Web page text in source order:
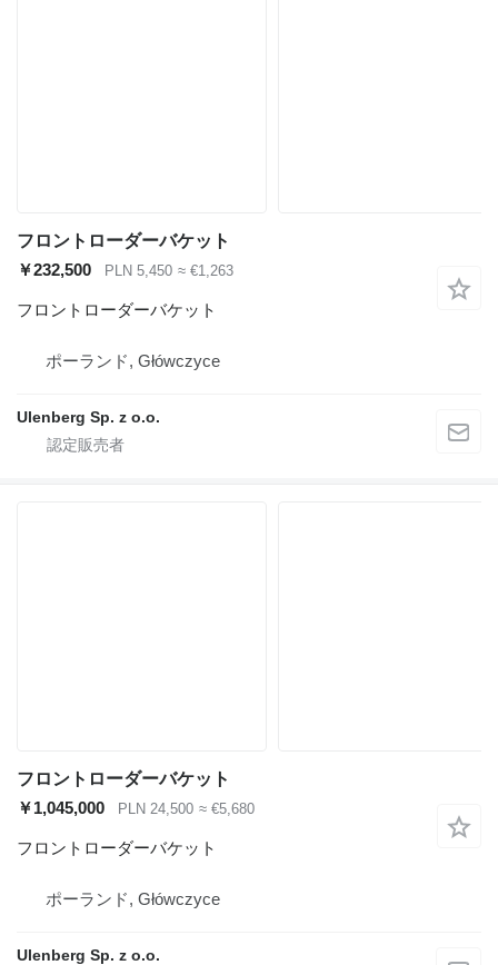
フロントローダーバケット
￥232,500
PLN 5,450 ≈ €1,263
フロントローダーバケット
ポーランド, Główczyce
Ulenberg Sp. z o.o.
フロントローダーバケット
￥1,045,000
PLN 24,500 ≈ €5,680
フロントローダーバケット
ポーランド, Główczyce
Ulenberg Sp. z o.o.